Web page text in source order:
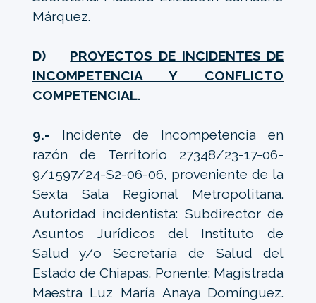
Márquez.
D) PROYECTOS DE INCIDENTES DE
INCOMPETENCIA Y CONFLICTO
COMPETENCIAL.
9.- Incidente de Incompetencia en
razón de Territorio 27348/23-17-06-
9/1597/24-S2-06-06, proveniente de la
Sexta Sala Regional Metropolitana.
Autoridad incidentista: Subdirector de
Asuntos Jurídicos del Instituto de
Salud y/o Secretaría de Salud del
Estado de Chiapas. Ponente: Magistrada
Maestra Luz María Anaya Domínguez.